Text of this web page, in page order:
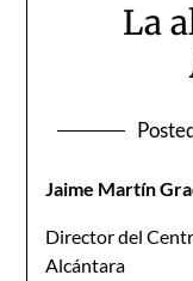
La
Jaime Martín
Director del
Alcántara